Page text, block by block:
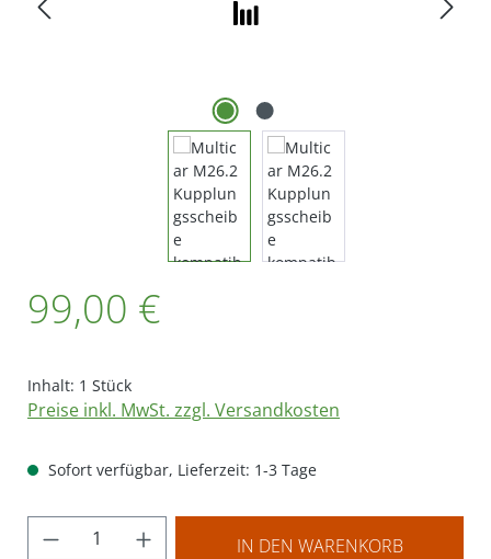
99,00 €
Inhalt: 1 Stück
Preise inkl. MwSt. zzgl. Versandkosten
Sofort verfügbar, Lieferzeit: 1-3 Tage
Produkt Anzahl: Gib den gewünschten
IN DEN WARENKORB